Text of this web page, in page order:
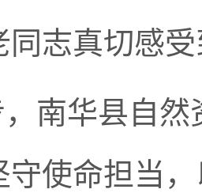
同志真切感
南华县自
守使命担当